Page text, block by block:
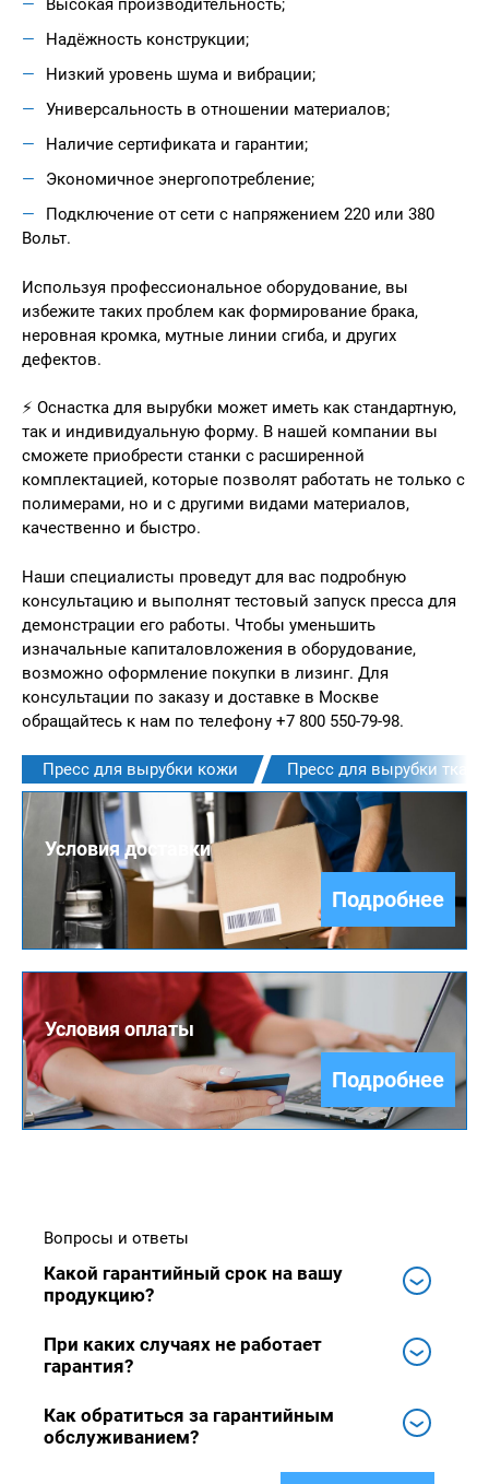
Высокая производительность;
Надёжность конструкции;
Низкий уровень шума и вибрации;
Универсальность в отношении материалов;
Наличие сертификата и гарантии;
Экономичное энергопотребление;
Подключение от сети с напряжением 220 или 380
Вольт.
Используя профессиональное оборудование, вы
избежите таких проблем как формирование брака,
неровная кромка, мутные линии сгиба, и других
дефектов.
⚡ Оснастка для вырубки может иметь как стандартную,
так и индивидуальную форму. В нашей компании вы
сможете приобрести станки с расширенной
комплектацией, которые позволят работать не только с
полимерами, но и с другими видами материалов,
качественно и быстро.
Наши специалисты проведут для вас подробную
консультацию и выполнят тестовый запуск пресса для
демонстрации его работы. Чтобы уменьшить
изначальные капиталовложения в оборудование,
возможно оформление покупки в лизинг. Для
консультации по заказу и доставке в Москве
обращайтесь к нам по телефону +7 800 550-79-98.
Пресс для вырубки кожи Пресс для вырубки ткани
Условия доставки
Подробнее
Условия оплаты
Подробнее
Вопросы и ответы
Какой гарантийный срок на вашу
продукцию?
При каких случаях не работает
гарантия?
Как обратиться за гарантийным
обслуживанием?